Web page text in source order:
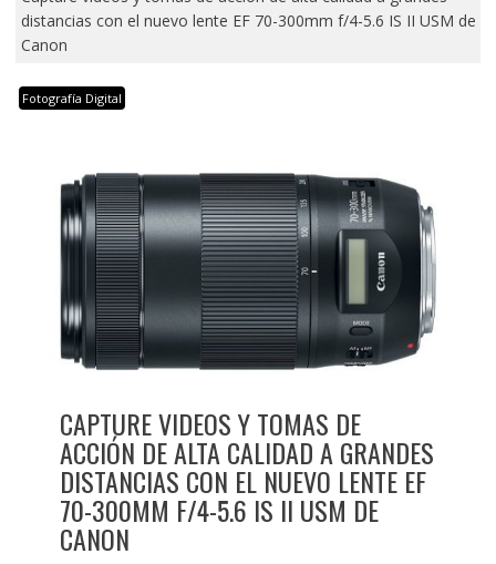
distancias con el nuevo lente EF 70-300mm f/4-5.6 IS II USM de
Canon
Fotografía Digital
CAPTURE VIDEOS Y TOMAS DE
ACCIÓN DE ALTA CALIDAD A GRANDES
DISTANCIAS CON EL NUEVO LENTE EF
70-300MM F/4-5.6 IS II USM DE
CANON